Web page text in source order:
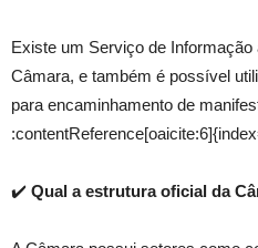
Existe um Serviço de
Câmara, e também é possível
para encaminhamento de
✔️ Qual a estrutura oficial da